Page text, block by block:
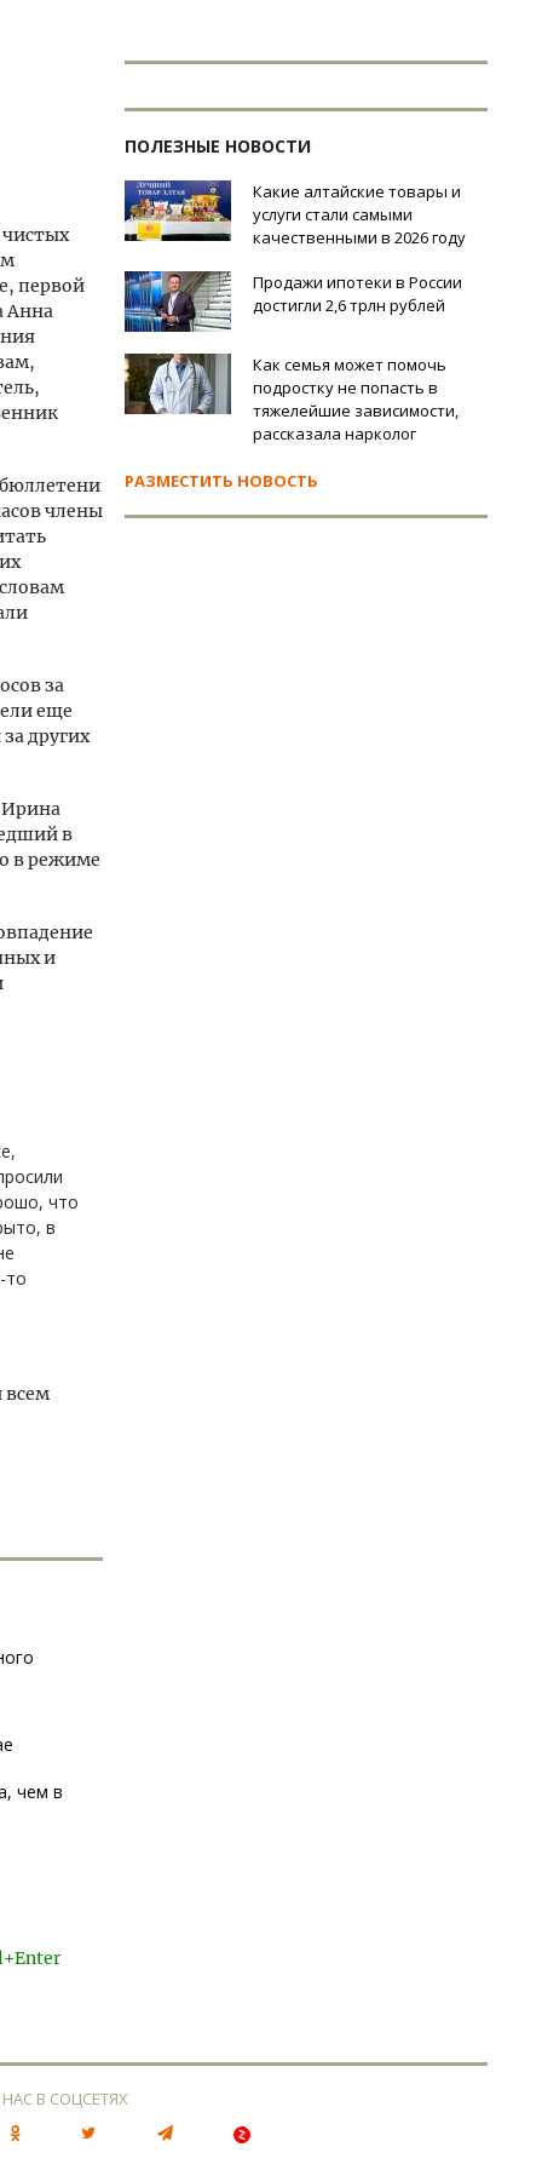
первой
Анна
члены
за
еще
других
Ирина
в
в режиме
и
что
в
то
всем
чем в
ПОЛЕЗНЫЕ НОВОСТИ
Какие алтайские товары и
услуги стали самыми
качественными в 2026 году
Продажи ипотеки в России
достигли 2,6 трлн рублей
Как семья может помочь
подростку не попасть в
тяжелейшие зависимости,
рассказала нарколог
РАЗМЕСТИТЬ НОВОСТЬ
В СОЦСЕТЯХ